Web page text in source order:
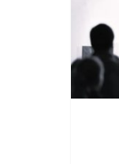
Ducha
Svätého